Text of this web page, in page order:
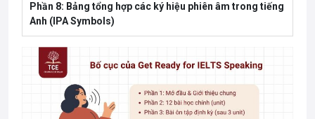
Phần 8: Bảng tổng hợp các ký hiệu phiên âm trong tiếng
Anh (IPA Symbols)